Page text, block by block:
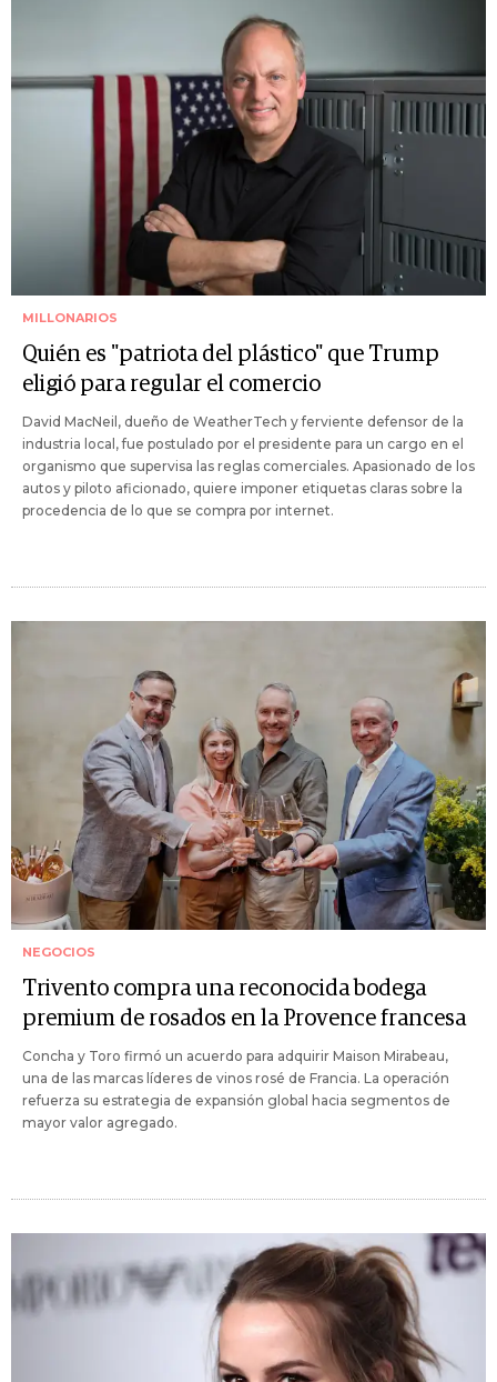
MILLONARIOS
Quién es "patriota del plástico" que Trump
eligió para regular el comercio
David MacNeil, dueño de WeatherTech y ferviente defensor de la
industria local, fue postulado por el presidente para un cargo en el
organismo que supervisa las reglas comerciales. Apasionado de los
autos y piloto aficionado, quiere imponer etiquetas claras sobre la
procedencia de lo que se compra por internet.
NEGOCIOS
Trivento compra una reconocida bodega
premium de rosados en la Provence francesa
Concha y Toro firmó un acuerdo para adquirir Maison Mirabeau,
una de las marcas líderes de vinos rosé de Francia. La operación
refuerza su estrategia de expansión global hacia segmentos de
mayor valor agregado.